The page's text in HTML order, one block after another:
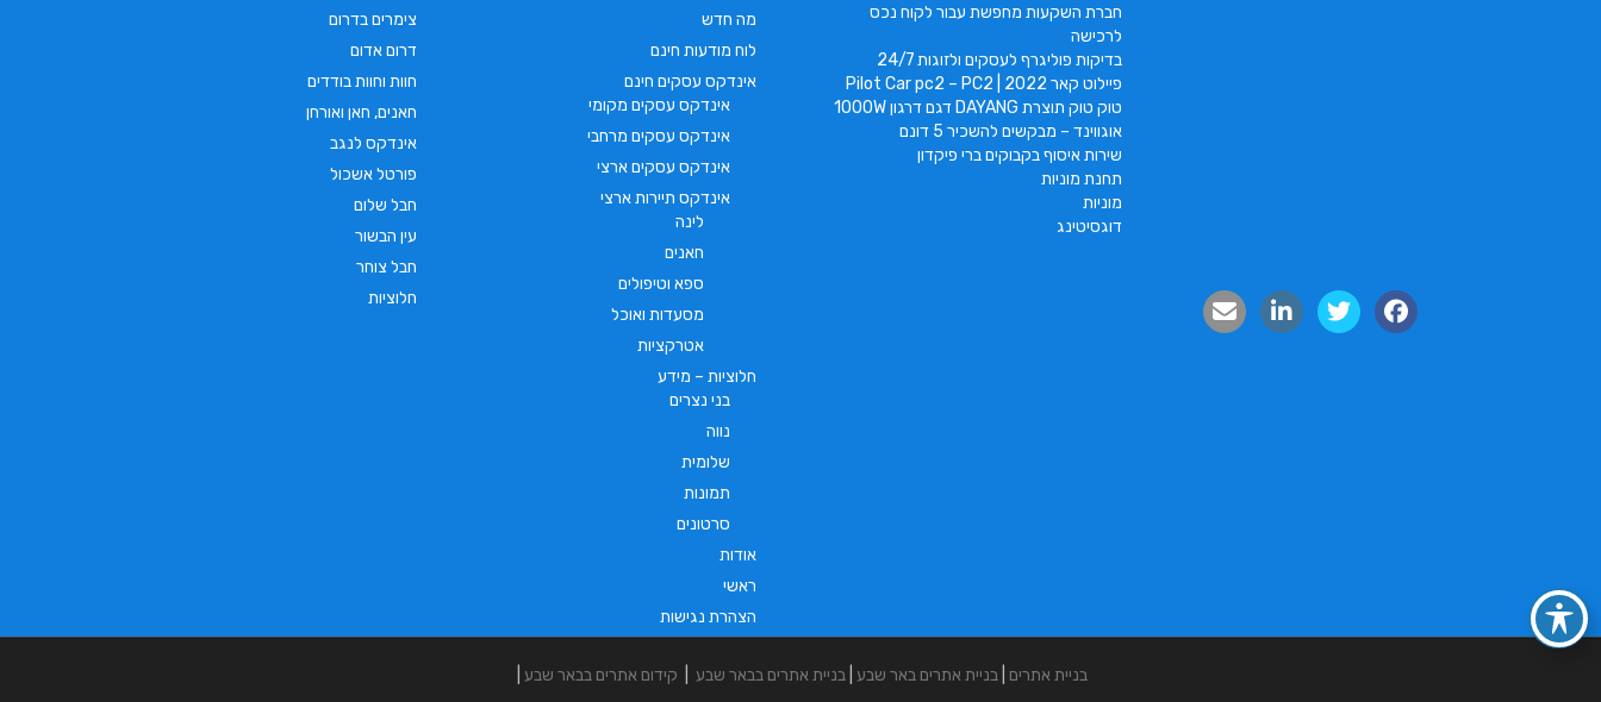
צימרים בדרום
דרום אדום
חוות וחוות בודדים
חאנים, חאן ואורחן
אינדקס לנגב
פורטל אשכול
חבל שלום
עין הבשור
חבל צוחר
חלוציות
מה חדש
לוח מודעות חינם
אינדקס עסקים חינם
אינדקס עסקים מקומי
אינדקס עסקים מרחבי
אינדקס עסקים ארצי
אינדקס תיירות ארצי
לינה
חאנים
ספא וטיפולים
מסעדות ואוכל
אטרקציות
חלוציות – מידע
בני נצרים
נווה
שלומית
תמונות
סרטונים
אודות
ראשי
הצהרת נגישות
חברת השקעות מחפשת עבור לקוח נכס
לרכישה
בדיקות פוליגרף לעסקים ולזוגות 24/7
פיילוט קאר 2022 | Pilot Car pc2 – PC2
טוק טוק תוצרת DAYANG דגם דרגון 1000W
אוגווינד – מבקשים להשכיר 5 דונם
שירות איסוף בקבוקים ברי פיקדון
תחנת מוניות
מוניות
דוגסיטינג
בניית אתרים בניית אתרים באר שבע בניית אתרים בבאר שבע קידום אתרים בבאר שבע